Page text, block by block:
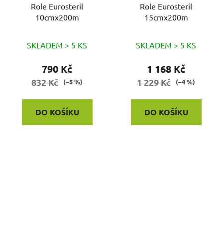
Role Eurosteril
10cmx200m
SKLADEM > 5 KS
790 Kč
832 Kč (–5 %)
DO KOŠÍKU
Role Eurosteril
15cmx200m
SKLADEM > 5 KS
1 168 Kč
1 229 Kč (–4 %)
DO KOŠÍKU